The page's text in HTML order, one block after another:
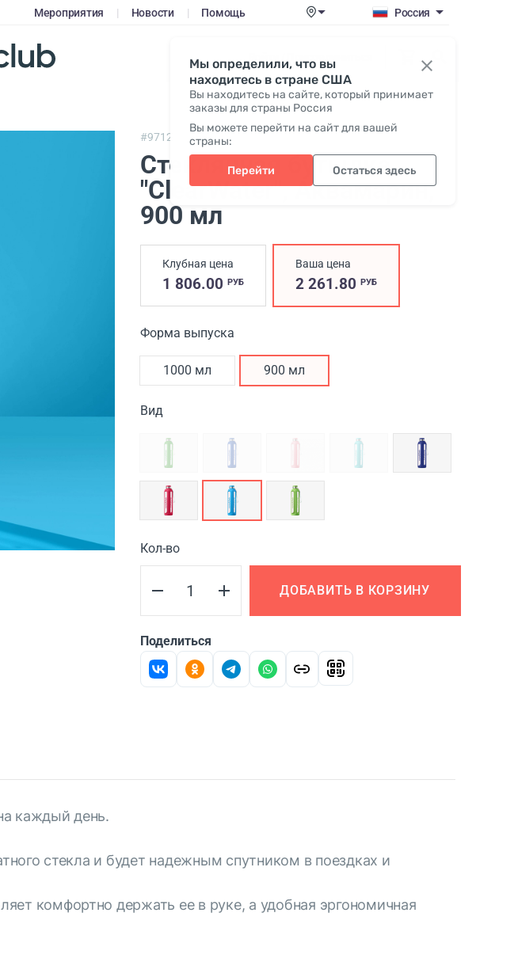
Мы определили, что вы
находитесь в стране США
Вы находитесь на сайте, который принимает
заказы для страны Россия
Вы можете перейти на сайт для вашей
страны:
Перейти Остаться здесь
Мероприятия | Новости | Помощь Россия
#97128, ClearWater glass bottle
Стеклянная бутылка
"ClearWater", Аквамарин,
900 мл
Клубная цена
1 806.00 РУБ
Ваша цена
2 261.80 РУБ
Форма выпуска
1000 мл 900 мл
Вид
Кол-во
ДОБАВИТЬ В КОРЗИНУ
Поделиться
каждый день.
стекла и будет надежным спутником в поездках и
комфортно держать ее в руке, а удобная эргономичная